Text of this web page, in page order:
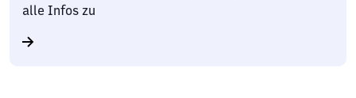
alle Infos zu